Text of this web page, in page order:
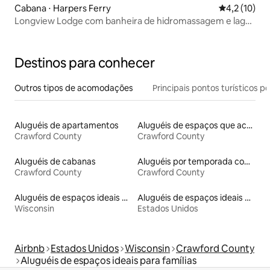
Cabana ⋅ Harpers Ferry 4,2 de uma
4,2 (10)
Longview Lodge com banheira de hidromassagem e lagoa
Destinos para conhecer
Outros tipos de acomodações Principais pontos turísticos
Aluguéis de apartamentos
Crawford County
Aluguéis de espaços que aceitam animais de estimação
Crawford County
Aluguéis de cabanas
Crawford County
Aluguéis por temporada com banheira de hidromassagem
Crawford County
Aluguéis de espaços ideais para famílias
Wisconsin
Aluguéis de espaços ideais para famílias
Estados Unidos
Airbnb Estados Unidos Wisconsin Crawford County
Aluguéis de espaços ideais para famílias